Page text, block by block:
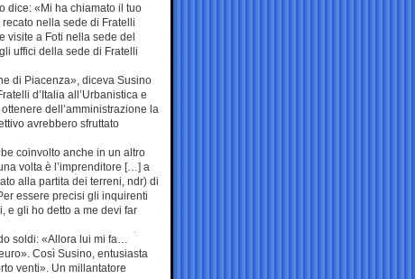
dice: «Mi ha chiamato il tuo
recato nella sede di Fratelli
visite a Foti nella sede del
uffici della sede di Fratelli
di Piacenza», diceva Susino
d’Italia all’Urbanistica e
dell’amministrazione la
avrebbero sfruttato
coinvolto anche in un altro
volta è l’imprenditore […] a
alla partita dei terreni, ndr) di
essere precisi gli inquirenti
e gli ho detto a me devi far
soldi: «Allora lui mi fa…
Così Susino, entusiasta
venti». Un millantatore